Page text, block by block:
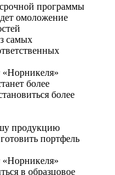
программы
омоложение
самых
«Норникеля»
более
более
продукцию
портфель
«Норникеля»
в образцовое